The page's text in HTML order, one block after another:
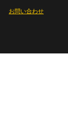
お問い合わせ